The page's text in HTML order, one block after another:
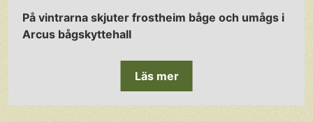
På vintrarna skjuter frostheim båge och umågs i
Arcus bågskyttehall
Läs mer